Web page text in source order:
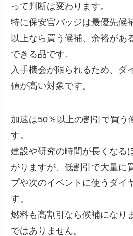
って判断は変わります。
特に保安官バッジは最優先候
以上なら買う候補、余裕があ
できる品です。
入手機会が限られるため、ダ
値が高い対象です。
加速は50％以上の割引で買う
す。
建設や研究の時間が長くなる
がりますが、低割引で大量に
プや次のイベントに使うダイ
す。
燃料も高割引なら候補になり
ではありません。